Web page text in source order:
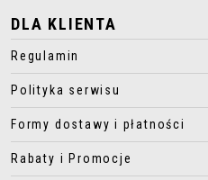
DLA KLIENTA
Regulamin
Polityka serwisu
Formy dostawy i płatności
Rabaty i Promocje